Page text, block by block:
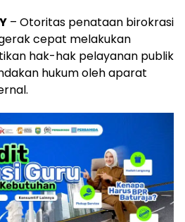
– Otoritas penataan birokrasi
cepat melakukan
hak-hak pelayanan publik
hukum oleh aparat